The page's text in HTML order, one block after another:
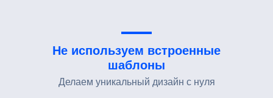
Делаем уникальный дизайн с нуля
Не используем встроенные
шаблоны